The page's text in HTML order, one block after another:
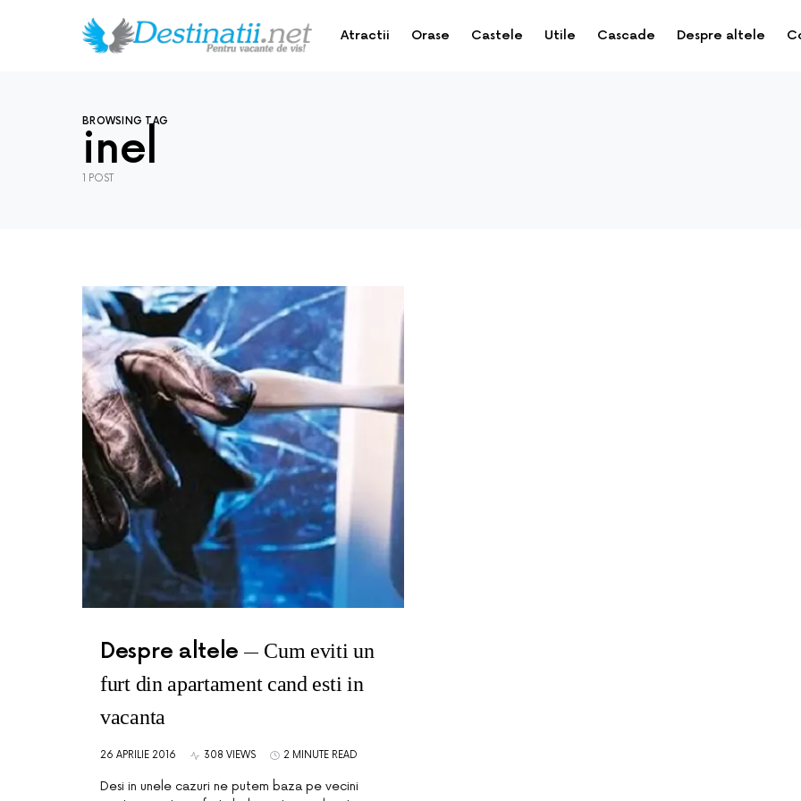
Atractii Orase Castele Utile Cascade Despre altele
BROWSING TAG
inel
1 POST
Despre altele
Cum eviti un
furt din apartament cand esti in
vacanta
26 APRILIE 2016 308 VIEWS 2 MINUTE READ
Desi in unele cazuri ne putem baza pe vecini